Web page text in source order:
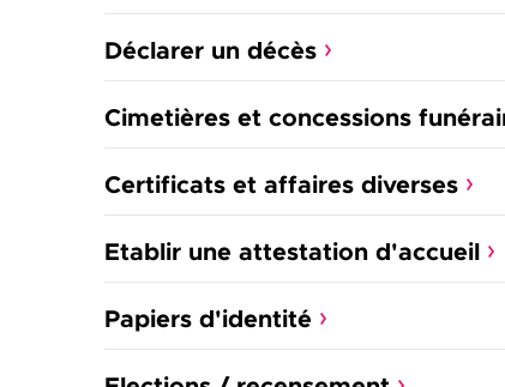
Déclarer un décès
Cimetières et concessions
Certificats et affaires diverses
Etablir une attestation d'accueil
Papiers d'identité